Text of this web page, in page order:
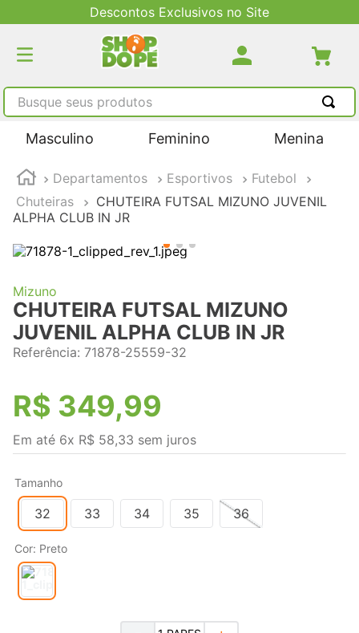
Descontos Exclusivos no Site
Busque seus produtos
Masculino Feminino Menina
Departamentos Esportivos
Futebol
Chuteiras
CHUTEIRA FUTSAL MIZUNO JUVENIL
ALPHA CLUB IN JR
Mizuno
CHUTEIRA FUTSAL MIZUNO
JUVENIL ALPHA CLUB IN JR
Referência: 71878-25559-32
R$ 349,99
Em até 6x R$ 58,33 sem juros
Tamanho
32 33 34 35 36
Cor: Preto
TERMOS MAIS BUSCADOS
2
tenis feminino
3º
kenner